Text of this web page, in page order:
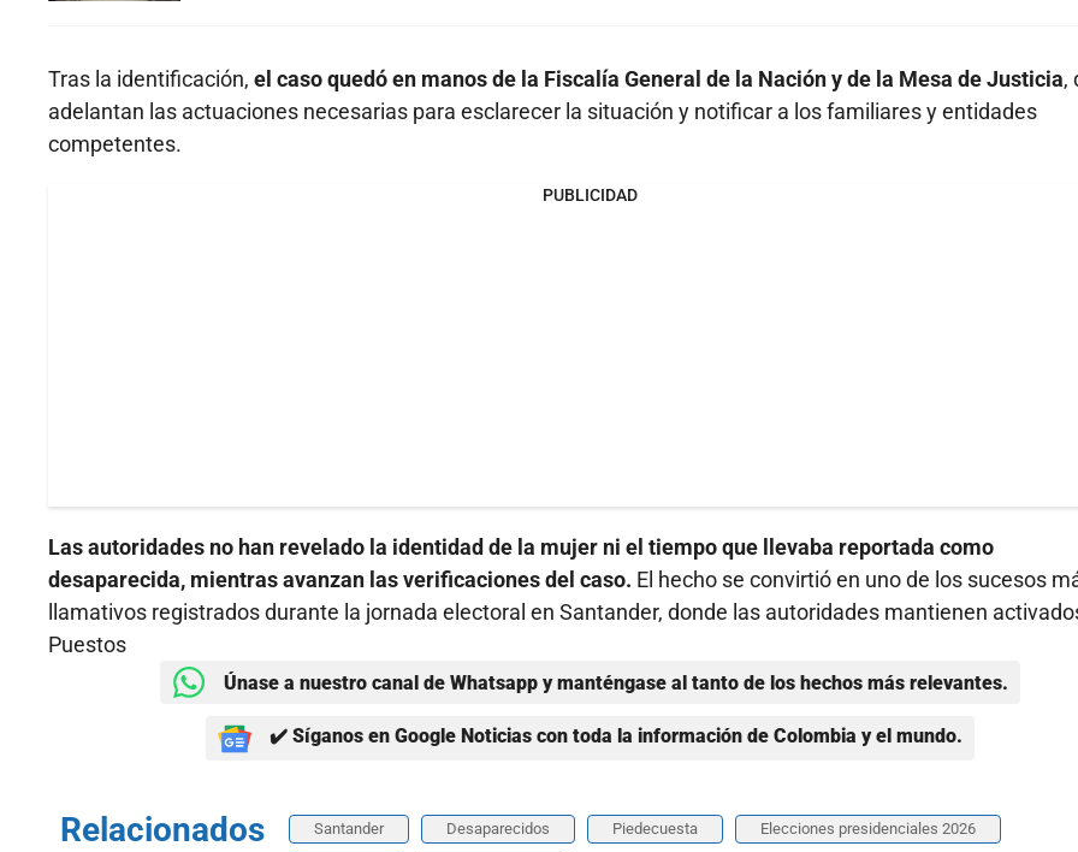
Tras la identificación, el caso quedó en manos de la Fiscalía General de la Nación y de la Mesa de Justicia,
adelantan las actuaciones necesarias para esclarecer la situación y notificar a los familiares y entidades
competentes.
PUBLICIDAD
Las autoridades no han revelado la identidad de la mujer ni el tiempo que llevaba reportada como
desaparecida, mientras avanzan las verificaciones del caso. El hecho se convirtió en uno de los sucesos
llamativos registrados durante la jornada electoral en Santander, donde las autoridades mantienen
Puestos
Únase a nuestro canal de Whatsapp y manténgase al tanto de los hechos más relevantes.
✔️ Síganos en Google Noticias con toda la información de Colombia y el mundo.
Relacionados Santander Desaparecidos Piedecuesta Elecciones presidenciales 2026